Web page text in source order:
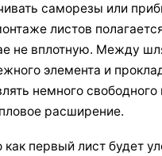
саморезы или
листов
не вплотную. Между
элемента и
немного свободного
расширение.
как первый лист будет